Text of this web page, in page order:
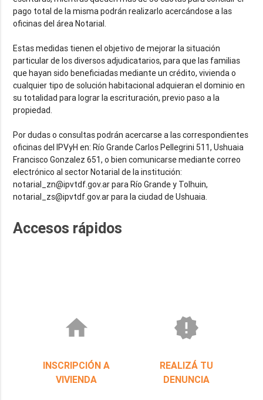
pago total de la misma podrán realizarlo acercándose a las
oficinas del área Notarial.
Estas medidas tienen el objetivo de mejorar la situación
particular de los diversos adjudicatarios, para que las familias
que hayan sido beneficiadas mediante un crédito, vivienda o
cualquier tipo de solución habitacional adquieran el dominio en
su totalidad para lograr la escrituración, previo paso a la
propiedad.
Por dudas o consultas podrán acercarse a las correspondientes
oficinas del IPVyH en: Río Grande Carlos Pellegrini 511, Ushuaia
Francisco Gonzalez 651, o bien comunicarse mediante correo
electrónico al sector Notarial de la institución:
notarial_zn@ipvtdf.gov.ar para Río Grande y Tolhuin,
notarial_zs@ipvtdf.gov.ar para la ciudad de Ushuaia.
Accesos rápidos
home
INSCRIPCIÓN A
VIVIENDA
new_releases
REALIZÁ TU
DENUNCIA